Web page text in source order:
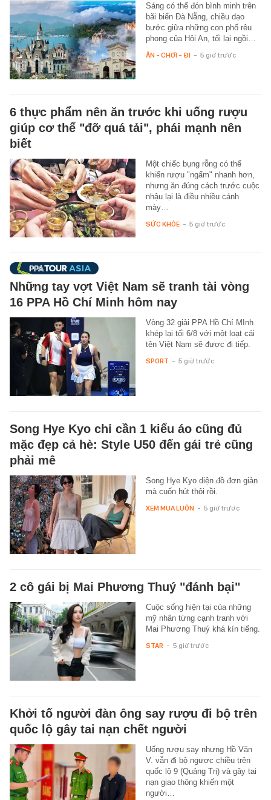
Sáng có thể đón bình minh trên
bãi biển Đà Nẵng, chiều dạo
bước giữa những con phố rêu
phong của Hội An, tối lại ngồi…
ĂN - CHƠI - ĐI - 5 giờ trước
6 thực phẩm nên ăn trước khi uống rượu
giúp cơ thể "đỡ quá tải", phái mạnh nên
biết
Một chiếc bụng rỗng có thể
khiến rượu "ngấm" nhanh hơn,
nhưng ăn đúng cách trước cuộc
nhậu lại là điều nhiều cánh
mày…
SỨC KHỎE - 5 giờ trước
Những tay vợt Việt Nam sẽ tranh tài vòng
16 PPA Hồ Chí Minh hôm nay
Vòng 32 giải PPA Hồ Chí MInh
khép lại tối 6/8 với một loạt cái
tên Việt Nam sẽ được đi tiếp.
SPORT - 5 giờ trước
Song Hye Kyo chỉ cần 1 kiểu áo cũng đủ
mặc đẹp cả hè: Style U50 đến gái trẻ cũng
phải mê
Song Hye Kyo diện đồ đơn giản
mà cuốn hút thôi rồi.
XEM MUA LUÔN - 5 giờ trước
2 cô gái bị Mai Phương Thuý "đánh bại"
Cuộc sống hiện tại của những
mỹ nhân từng cạnh tranh với
Mai Phương Thuý khá kín tiếng.
STAR - 5 giờ trước
Khởi tố người đàn ông say rượu đi bộ trên
quốc lộ gây tai nạn chết người
Uống rượu say nhưng Hồ Văn
V. vẫn đi bộ ngược chiều trên
quốc lộ 9 (Quảng Trị) và gây tai
nạn giao thông khiến một
người…